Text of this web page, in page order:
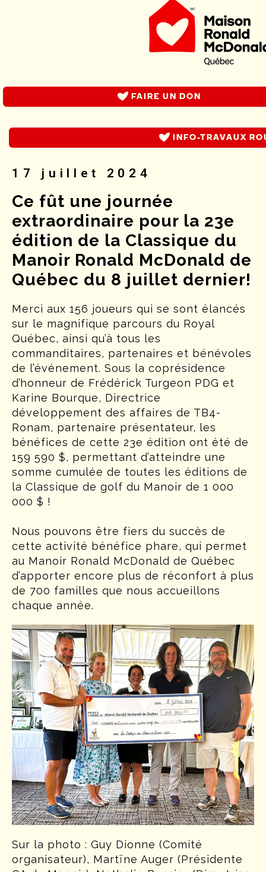
FAIRE UN DON
INFO-TRAVAUX
La Classique du Manoir
de Québec
17 juillet 2024
Ce fût une journée
extraordinaire pour la 23e
édition de la Classique du
Manoir Ronald McDonald de
Québec du 8 juillet dernier!
Merci aux 156 joueurs qui se sont élancés
sur le magnifique parcours du Royal
Québec, ainsi qu’à tous les
commanditaires, partenaires et bénévoles
de l’événement. Sous la coprésidence
d’honneur de Frédérick Turgeon PDG et
Karine Bourque, Directrice
développement des affaires de TB4-
Ronam, partenaire présentateur, les
bénéfices de cette 23e édition ont été de
159 590 $, permettant d’atteindre une
somme cumulée de toutes les éditions de
la Classique de golf du Manoir de 1 000
000 $ !
Nous pouvons être fiers du succès de
cette activité bénéfice phare, qui permet
au Manoir Ronald McDonald de Québec
d’apporter encore plus de réconfort à plus
de 700 familles que nous accueillons
chaque année.
Sur la photo : Guy Dionne (Comité
organisateur), Martïne Auger (Présidente